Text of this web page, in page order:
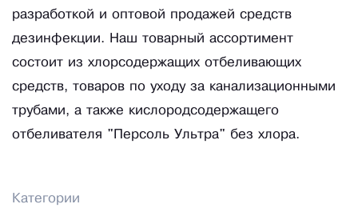
разработкой и оптовой продажей средств
дезинфекции. Наш товарный ассортимент
состоит из хлорсодержащих отбеливающих
средств, товаров по уходу за канализационными
трубами, а также кислородсодержащего
отбеливателя "Персоль Ультра" без хлора.
Категории